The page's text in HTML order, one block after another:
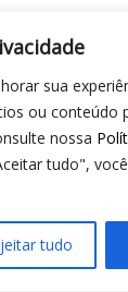
sua
ou conteúdo
nossa
tudo",
tudo
1400 - Pedro